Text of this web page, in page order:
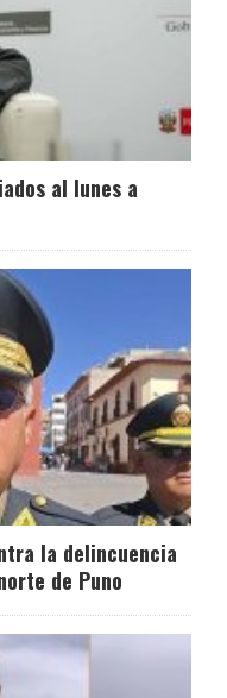
al lunes a
la delincuencia
de Puno